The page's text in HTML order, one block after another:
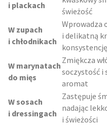
i plackach
świeżość
W zupach
i chłodnikach
Wprowadza
i delikatną
konsystencję
W marynatach
do mięs
Zmiękcza
soczystość i
aromat
W sosach
i dressingach
Zastępuje
nadając
i świeżości